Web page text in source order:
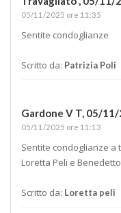
05/11/2025 ore 11:35
Sentite condoglianze
Scritto da: Patrizia Poli
Gardone V T, 05/11/
05/11/2025 ore 11:13
Sentite condoglianze a
Loretta Peli e Benedetto
Scritto da: Loretta peli